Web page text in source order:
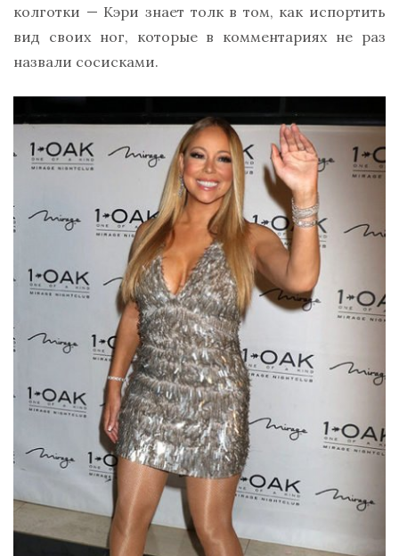
колготки — Кэри знает толк в том, как испортить
вид своих ног, которые в комментариях не раз
назвали сосисками.